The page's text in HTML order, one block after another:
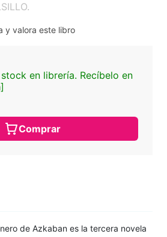
y valora este libro
en librería. Recíbelo en
Comprar
de Azkaban es la tercera novela